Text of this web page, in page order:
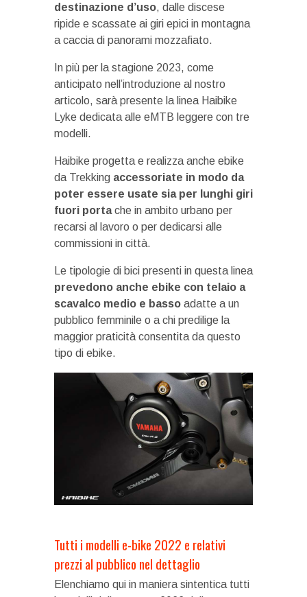
destinazione d’uso, dalle discese
ripide e scassate ai giri epici in montagna
a caccia di panorami mozzafiato.
In più per la stagione 2023, come
anticipato nell’introduzione al nostro
articolo, sarà presente la linea Haibike
Lyke dedicata alle eMTB leggere con tre
modelli.
Haibike progetta e realizza anche ebike
da Trekking accessoriate in modo da
poter essere usate sia per lunghi giri
fuori portache in ambito urbano per
recarsi al lavoro o per dedicarsi alle
commissioni in città.
Le tipologie di bici presenti in questa linea
prevedono anche ebike con telaio a
scavalco medio e basso adatte a un
pubblico femminile o a chi predilige la
maggior praticità consentita da questo
tipo di ebike.
Tutti i modelli e-bike 2022 e relativi
prezzi al pubblico nel dettaglio
Elenchiamo qui in maniera sintentica tutti